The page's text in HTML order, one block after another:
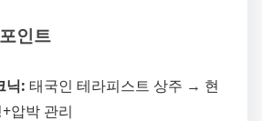
인트
닉: 태국인 테라피스트 상주 → 현
압박 관리